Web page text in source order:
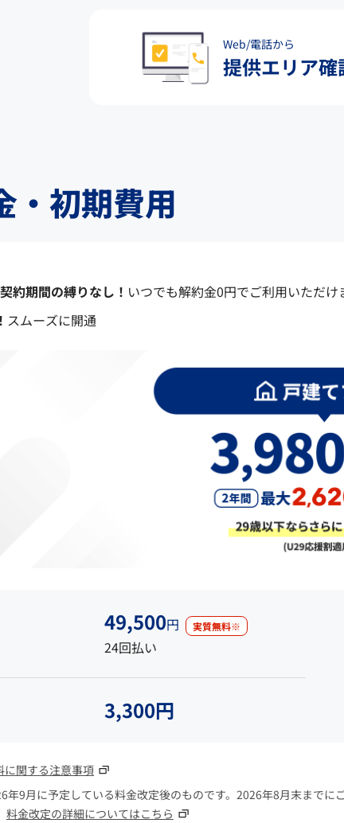
Web/電話から
提供エリア
・初期費用
契約期間の縛りなし！ いつでも解約金0円でご利用いただけ
スムーズに開通
49,500円 実質無料※
24回払い
3,300円
に関する注意事項
年9月に予定している料金改定後のものです。2026年8月末まで
料金改定の詳細についてはこちら